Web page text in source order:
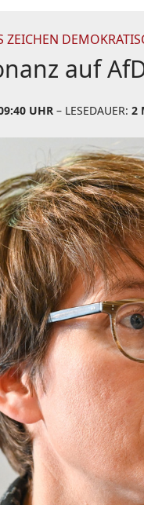
ZEICHEN
auf
UHR – LESEDAUER: 2